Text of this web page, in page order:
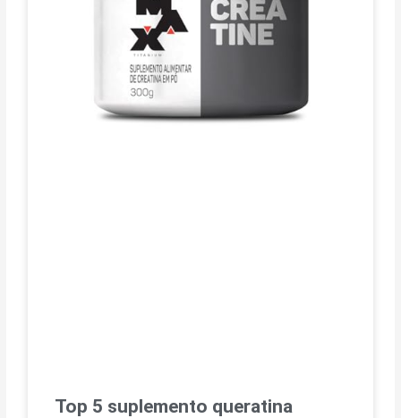
Top 5 suplemento queratina